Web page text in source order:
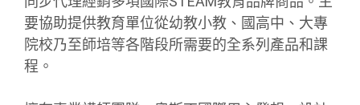
要協助提供教育單位從幼教小教、國高中、大專
院校乃至師培等各階段所需要的全系列產品和課
程。